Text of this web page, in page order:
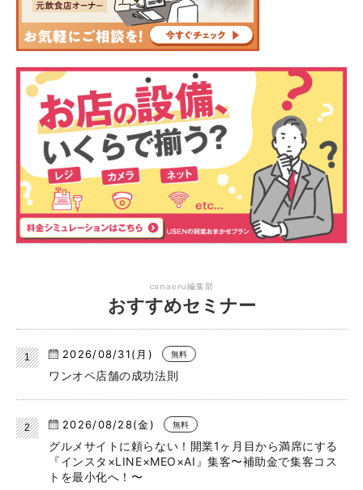
canaeru編集部
おすすめセミナー
2026/08/31(月) 無料
ワンオペ店舗の成功法則
2026/08/28(金) 無料
グルメサイトに頼らない！開業1ヶ月目から満席にする
『インスタ×LINE×MEO×AI』集客〜補助金で集客コス
トを最小化へ！〜